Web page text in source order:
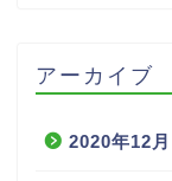
アーカイブ
2020年12月